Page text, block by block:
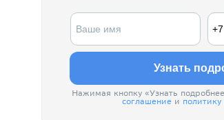
Нажимая кнопку «Узнать
соглашение и